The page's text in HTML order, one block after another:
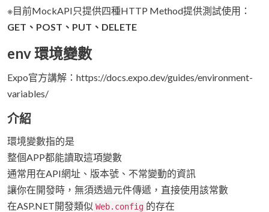
※目前MockAPI只提供四種HTTP Method提供測試使用：
GET、POST、PUT、DELETE
env 環境變數
Expo官方講解：https://docs.expo.dev/guides/environment-
variables/
介紹
環境變數指的是
整個APP都能讀取這項變數
通常用在API網址、版本號、不常變動的資訊
讓你在開發時，無須透過元件傳遞，直接使用該常數
在ASP.NET開發類似 Web.config 的存在